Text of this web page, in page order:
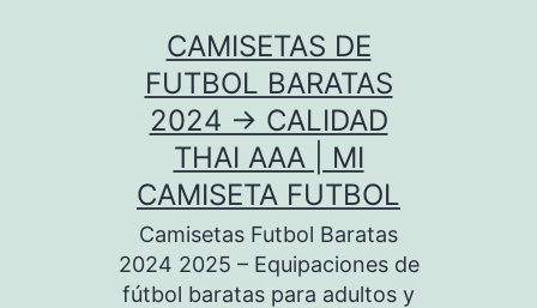
CAMISETAS DE
FUTBOL BARATAS
2024 → CALIDAD
THAI AAA | MI
CAMISETA FUTBOL
Camisetas Futbol Baratas
2024 2025 – Equipaciones de
fútbol baratas para adultos y